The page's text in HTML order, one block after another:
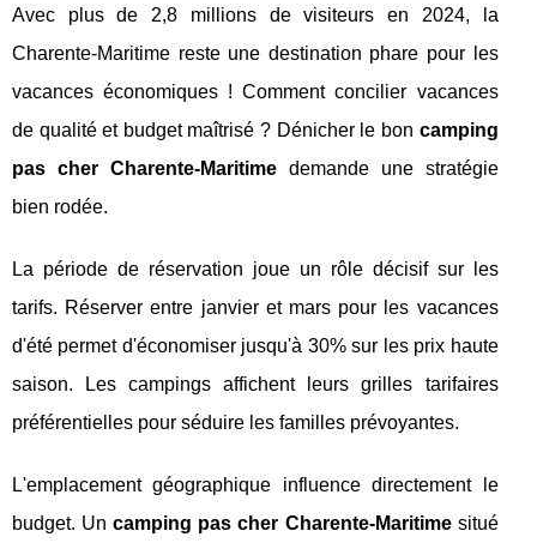
Avec plus de 2,8 millions de visiteurs en 2024, la
Charente-Maritime reste une destination phare pour les
vacances économiques ! Comment concilier vacances
de qualité et budget maîtrisé ? Dénicher le bon camping
pas cher Charente-Maritimedemande une stratégie
bien rodée.
La période de réservation joue un rôle décisif sur les
tarifs. Réserver entre janvier et mars pour les vacances
d'été permet d'économiser jusqu'à 30% sur les prix haute
saison. Les campings affichent leurs grilles tarifaires
préférentielles pour séduire les familles prévoyantes.
L'emplacement géographique influence directement le
budget. Uncamping pas cher Charente-Maritimesitué